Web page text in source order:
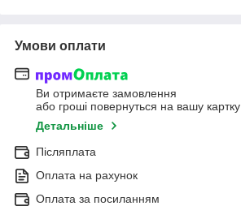
Умови оплати
Ви отримаєте замовлення
або гроші повернуться на вашу картку
Детальніше
Післяплата
Оплата на рахунок
Оплата за посиланням